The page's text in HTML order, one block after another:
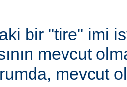
bir "tire" imi
mevcut
mevcut